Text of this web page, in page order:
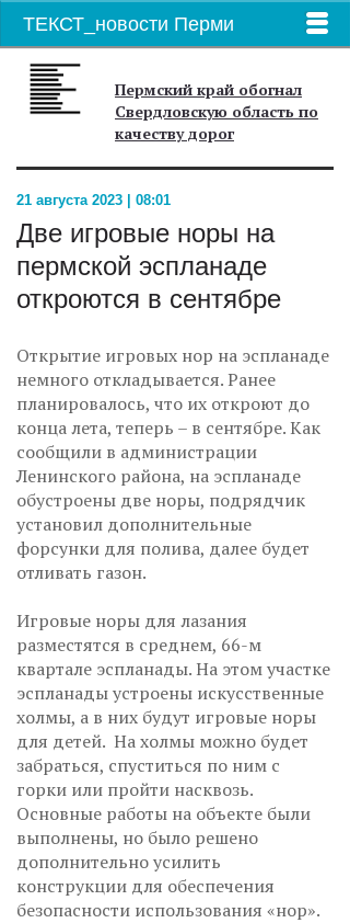
ТЕКСТ_новости Перми
Пермский край обогнал
Свердловскую область по
качеству дорог
21 августа 2023 | 08:01
Две игровые норы на
пермской эспланаде
откроются в сентябре
Открытие игровых нор на эспланаде
немного откладывается. Ранее
планировалось, что их откроют до
конца лета, теперь – в сентябре. Как
сообщили в администрации
Ленинского района, на эспланаде
обустроены две норы, подрядчик
установил дополнительные
форсунки для полива, далее будет
отливать газон.
Игровые норы для лазания
разместятся в среднем, 66-м
квартале эспланады. На этом участке
эспланады устроены искусственные
холмы, а в них будут игровые норы
для детей. На холмы можно будет
забраться, спуститься по ним с
горки или пройти насквозь.
Основные работы на объекте были
выполнены, но было решено
дополнительно усилить
конструкции для обеспечения
безопасности использования «нор».